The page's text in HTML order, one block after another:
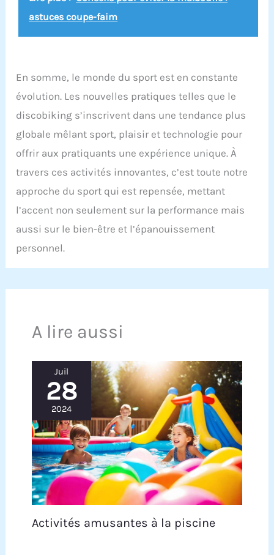
astuces coupe-faim
En somme, le monde du sport est en constante
évolution. Les nouvelles pratiques telles que le
discobiking s’inscrivent dans une tendance plus
globale mêlant sport, plaisir et technologie pour
offrir aux pratiquants une expérience unique. À
travers ces activités innovantes, c’est toute notre
approche du sport qui est repensée, mettant
l’accent non seulement sur la performance mais
aussi sur le bien-être et l’épanouissement
personnel.
A lire aussi
Juil
28
2024
Activités amusantes à la piscine